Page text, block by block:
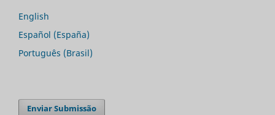
English
Español (España)
Português (Brasil)
Enviar Submissão